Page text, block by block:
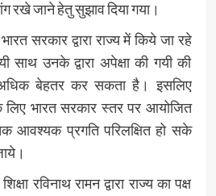
रखे जाने हेतु सुझाव दिया गया।
सरकार द्वारा राज्य में किये जा रहे
साथ उनके द्वारा अपेक्षा की गयी की
बेहतर कर सकता है। इसलिए
लिए भारत सरकार स्तर पर आयोजित
प्रगति परिलक्षित हो सके
रविनाथ रामन द्वारा राज्य का पक्ष